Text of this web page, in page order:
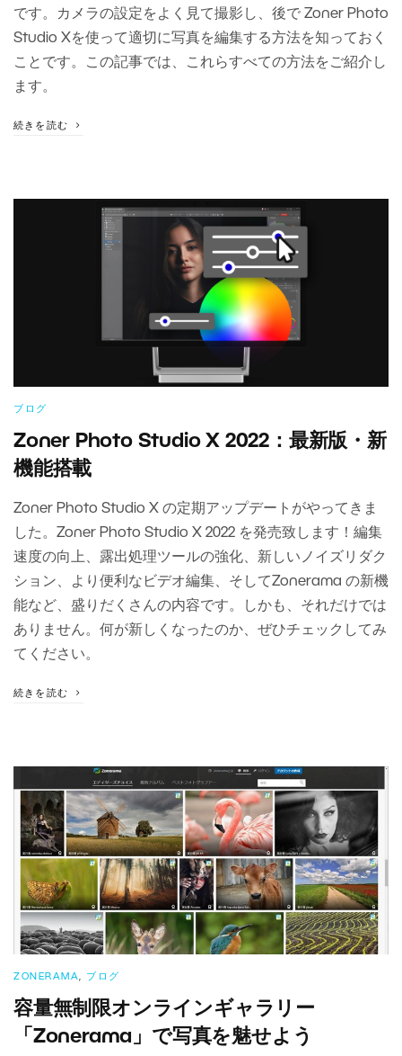
です。カメラの設定をよく見て撮影し、後で Zoner Photo
Studio Xを使って適切に写真を編集する方法を知っておく
ことです。この記事では、これらすべての方法をご紹介し
ます。
続きを読む
ブログ
Zoner Photo Studio X 2022：最新版・新
機能搭載
Zoner Photo Studio X の定期アップデートがやってきま
した。Zoner Photo Studio X 2022 を発売致します！編集
速度の向上、露出処理ツールの強化、新しいノイズリダク
ション、より便利なビデオ編集、そしてZonerama の新機
能など、盛りだくさんの内容です。しかも、それだけでは
ありません。何が新しくなったのか、ぜひチェックしてみ
てください。
続きを読む
ZONERAMA, ブログ
容量無制限オンラインギャラリー
「Zonerama」で写真を魅せよう